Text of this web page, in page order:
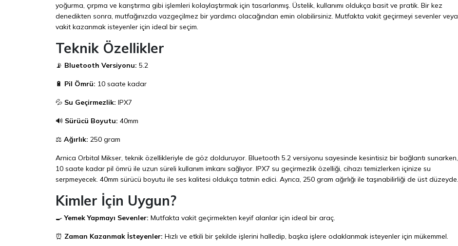
yoğurma, çırpma ve karıştırma gibi işlemleri kolaylaştırmak için tasarlanmış. Üstelik, kullanımı oldukça basit ve pratik. Bir kez
denedikten sonra, mutfağınızda vazgeçilmez bir yardımcı olacağından emin olabilirsiniz. Mutfakta vakit geçirmeyi sevenler veya
vakit kazanmak isteyenler için ideal bir seçim.
Teknik Özellikler
📡 Bluetooth Versiyonu: 5.2
🔋 Pil Ömrü: 10 saate kadar
💦 Su Geçirmezlik: IPX7
🔊 Sürücü Boyutu: 40mm
⚖️ Ağırlık: 250 gram
Arnica Orbital Mikser, teknik özellikleriyle de göz dolduruyor. Bluetooth 5.2 versiyonu sayesinde kesintisiz bir bağlantı sunarken,
10 saate kadar pil ömrü ile uzun süreli kullanım imkanı sağlıyor. IPX7 su geçirmezlik özelliği, cihazı temizlerken içinize su
serpmeyecek. 40mm sürücü boyutu ile ses kalitesi oldukça tatmin edici. Ayrıca, 250 gram ağırlığı ile taşınabilirliği de üst düzeyde.
Kimler İçin Uygun?
🍳Yemek Yapmayı Sevenler: Mutfakta vakit geçirmekten keyif alanlar için ideal bir araç.
⏰ Zaman Kazanmak İsteyenler: Hızlı ve etkili bir şekilde işlerini halledip, başka işlere odaklanmak isteyenler için mükemmel.